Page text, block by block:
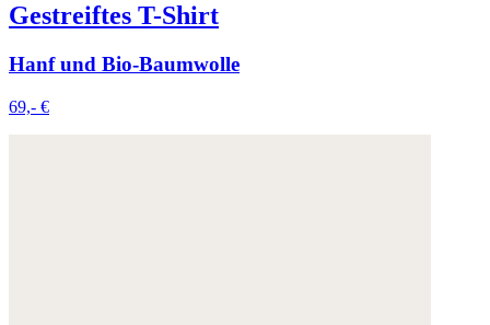
Gestreiftes T-Shirt
Hanf und Bio-Baumwolle
69,- €